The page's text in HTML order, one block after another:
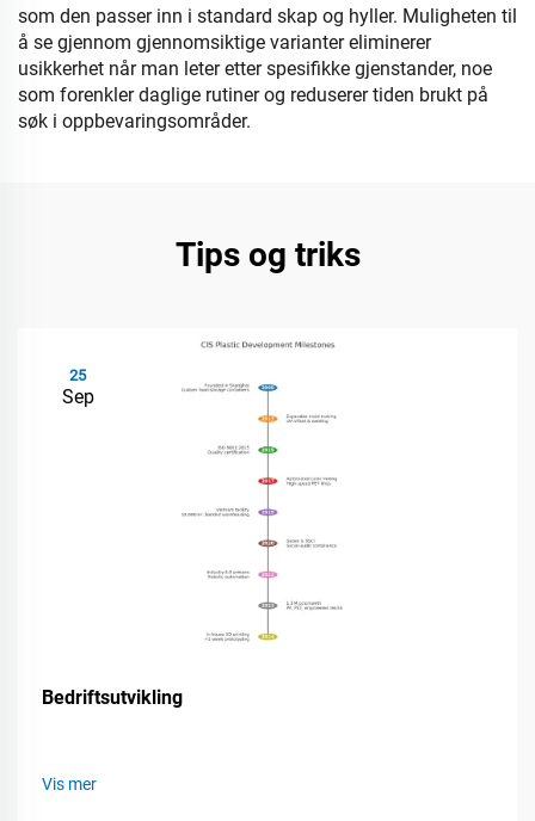
som den passer inn i standard skap og hyller. Muligheten til
å se gjennom gjennomsiktige varianter eliminerer
usikkerhet når man leter etter spesifikke gjenstander, noe
som forenkler daglige rutiner og reduserer tiden brukt på
søk i oppbevaringsområder.
Tips og triks
25
Sep
Bedriftsutvikling
Vis mer